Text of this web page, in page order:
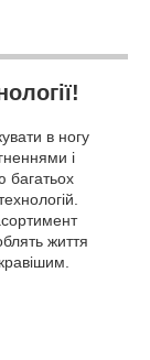
в ногу
і
багатьох
життя